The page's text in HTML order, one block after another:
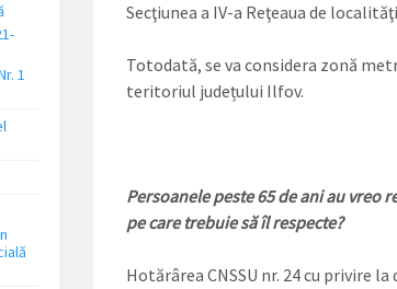
Secţiunea a IV-a Reţeaua de
Totodată, se va considera zonă
teritoriul județului Ilfov.
Persoanele peste 65 de ani au vreo
pe care trebuie să îl respecte?
Hotărârea CNSSU nr. 24 cu privire
1